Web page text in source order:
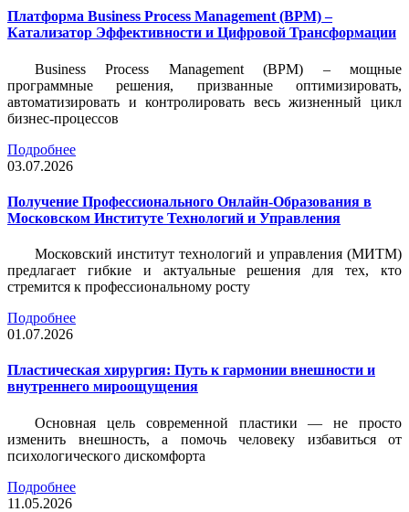
Платформа Business Process Management (BPM) –
Катализатор Эффективности и Цифровой Трансформации
Business Process Management (BPM) – мощные
программные решения, призванные оптимизировать,
автоматизировать и контролировать весь жизненный цикл
бизнес-процессов
Подробнее
03.07.2026
Получение Профессионального Онлайн-Образования в
Московском Институте Технологий и Управления
Московский институт технологий и управления (МИТМ)
предлагает гибкие и актуальные решения для тех, кто
стремится к профессиональному росту
Подробнее
01.07.2026
Пластическая хирургия: Путь к гармонии внешности и
внутреннего мироощущения
Основная цель современной пластики — не просто
изменить внешность, а помочь человеку избавиться от
психологического дискомфорта
Подробнее
11.05.2026